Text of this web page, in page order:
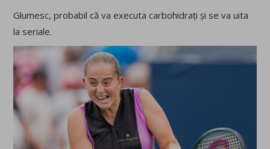
Glumesc, probabil că va executa carbohidrați și se va uita
la seriale.